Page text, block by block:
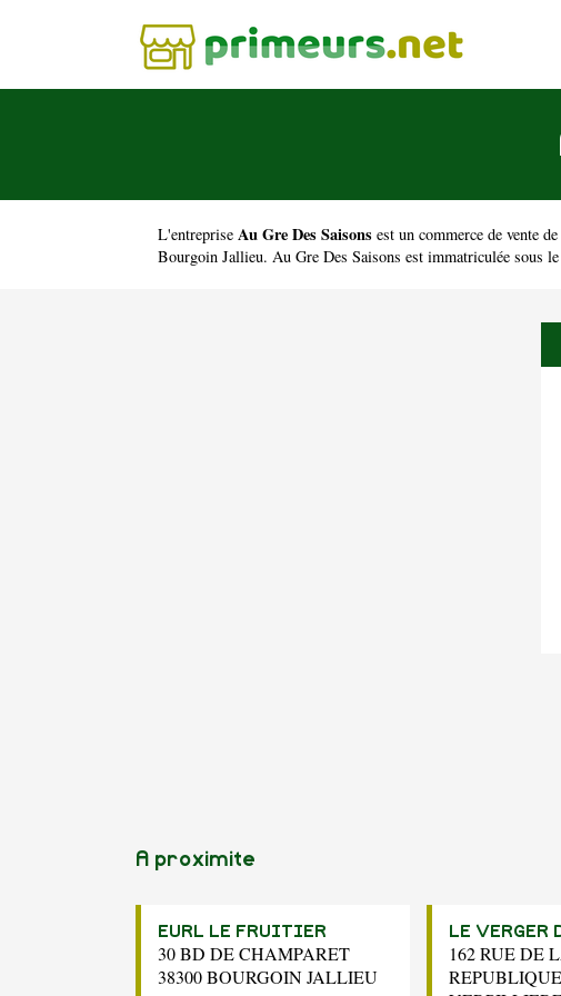
L'entreprise Au Gre Des Saisons est un commerce de vente
Bourgoin Jallieu. Au Gre Des Saisons est immatriculée sous
A proximite
EURL LE FRUITIER
30 BD DE CHAMPARET
38300 BOURGOIN JALLIEU
LE VERGER
162 RUE DE